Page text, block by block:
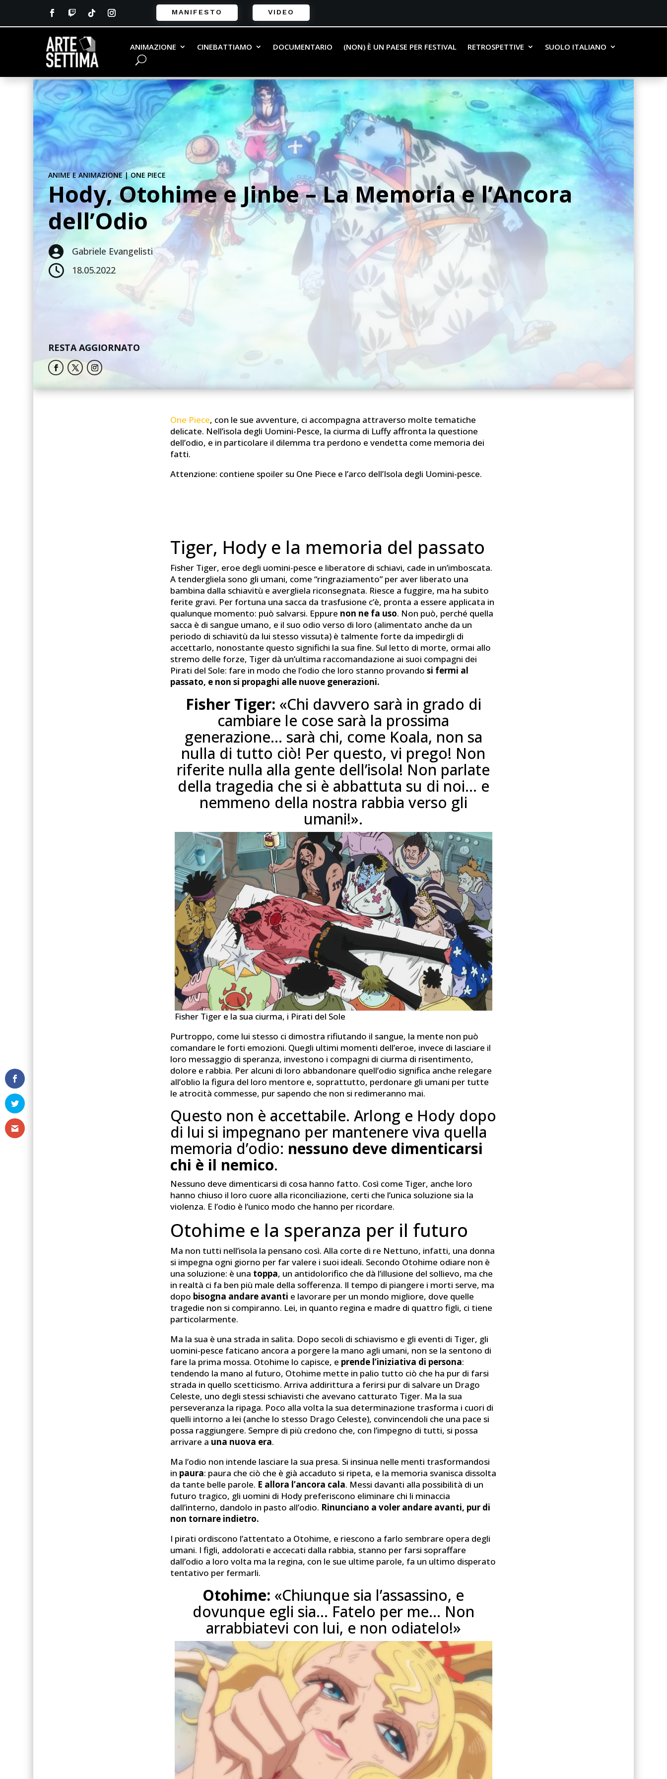
MANIFESTO VIDEO
ANIMAZIONE CINEBATTIAMO DOCUMENTARIO (NON) È UN PAESE PER FESTIVAL RETROSPETTIVE SUOLO ITALIANO
ANIME E ANIMAZIONE|ONE PIECE
Hody, Otohime e Jinbe – La Memoria e l’Ancora
dell’Odio
 Gabriele Evangelisti
 18.05.2022
RESTA AGGIORNATO
One Piece, con le sue avventure, ci accompagna attraverso molte tematiche
delicate. Nell’isola degli Uomini-Pesce, la ciurma di Luffy affronta la questione
dell’odio, e in particolare il dilemma tra perdono e vendetta come memoria dei
fatti.
Attenzione: contiene spoiler su One Piece e l’arco dell’Isola degli Uomini-pesce.
Tiger, Hody e la memoria del passato
Fisher Tiger, eroe degli uomini-pesce e liberatore di schiavi, cade in un’imboscata.
A tendergliela sono gli umani, come “ringraziamento” per aver liberato una
bambina dalla schiavitù e avergliela riconsegnata. Riesce a fuggire, ma ha subito
ferite gravi. Per fortuna una sacca da trasfusione c’è, pronta a essere applicata in
qualunque momento: può salvarsi. Eppure non ne fa uso. Non può, perché quella
sacca è di sangue umano, e il suo odio verso di loro (alimentato anche da un
periodo di schiavitù da lui stesso vissuta) è talmente forte da impedirgli di
accettarlo, nonostante questo significhi la sua fine. Sul letto di morte, ormai allo
stremo delle forze, Tiger dà un’ultima raccomandazione ai suoi compagni dei
Pirati del Sole: fare in modo che l’odio che loro stanno provandosi fermi al
passato, e non si propaghi alle nuove generazioni.
Fisher Tiger: «Chi davvero sarà in grado di
cambiare le cose sarà la prossima
generazione… sarà chi, come Koala, non sa
nulla di tutto ciò! Per questo, vi prego! Non
riferite nulla alla gente dell’isola! Non parlate
della tragedia che si è abbattuta su di noi… e
nemmeno della nostra rabbia verso gli
umani!».
Fisher Tiger e la sua ciurma, i Pirati del Sole
Purtroppo, come lui stesso ci dimostra rifiutando il sangue, la mente non può
comandare le forti emozioni. Quegli ultimi momenti dell’eroe, invece di lasciare il
loro messaggio di speranza, investono i compagni di ciurma di risentimento,
dolore e rabbia. Per alcuni di loro abbandonare quell’odio significa anche relegare
all’oblio la figura del loro mentore e, soprattutto, perdonare gli umani per tutte
le atrocità commesse, pur sapendo che non si redimeranno mai.
Questo non è accettabile. Arlong e Hody dopo
di lui si impegnano per mantenere viva quella
memoria d’odio: nessuno deve dimenticarsi
chi è il nemico.
Nessuno deve dimenticarsi di cosa hanno fatto. Così come Tiger, anche loro
hanno chiuso il loro cuore alla riconciliazione, certi che l’unica soluzione sia la
violenza. E l’odio è l’unico modo che hanno per ricordare.
Otohime e la speranza per il futuro
Ma non tutti nell’isola la pensano così. Alla corte di re Nettuno, infatti, una donna
si impegna ogni giorno per far valere i suoi ideali. Secondo Otohime odiare non è
una soluzione: è una toppa, un antidolorifico che dà l’illusione del sollievo, ma che
in realtà ci fa ben più male della sofferenza. Il tempo di piangere i morti serve, ma
dopo bisogna andare avanti e lavorare per un mondo migliore, dove quelle
tragedie non si compiranno. Lei, in quanto regina e madre di quattro figli, ci tiene
particolarmente.
Ma la sua è una strada in salita. Dopo secoli di schiavismo e gli eventi di Tiger, gli
uomini-pesce faticano ancora a porgere la mano agli umani, non se la sentono di
fare la prima mossa. Otohime lo capisce, e prende l’iniziativa di persona:
tendendo la mano al futuro, Otohime mette in palio tutto ciò che ha pur di farsi
strada in quello scetticismo. Arriva addirittura a ferirsi pur di salvare un Drago
Celeste, uno degli stessi schiavisti che avevano catturato Tiger. Ma la sua
perseveranza la ripaga. Poco alla volta la sua determinazione trasforma i cuori di
quelli intorno a lei (anche lo stesso Drago Celeste), convincendoli che una pace si
possa raggiungere. Sempre di più credono che, con l’impegno di tutti, si possa
arrivare a una nuova era.
Ma l’odio non intende lasciare la sua presa. Si insinua nelle menti trasformandosi
in paura: paura che ciò che è già accaduto si ripeta, e la memoria svanisca dissolta
da tante belle parole. E allora l’ancora cala. Messi davanti alla possibilità di un
futuro tragico, gli uomini di Hody preferiscono eliminare chi li minaccia
dall’interno, dandolo in pasto all’odio. Rinunciano a voler andare avanti, pur di
non tornare indietro.
I pirati ordiscono l’attentato a Otohime, e riescono a farlo sembrare opera degli
umani. I figli, addolorati e accecati dalla rabbia, stanno per farsi sopraffare
dall’odio a loro volta ma la regina, con le sue ultime parole, fa un ultimo disperato
tentativo per fermarli.
Otohime: «Chiunque sia l’assassino, e
dovunque egli sia… Fatelo per me… Non
arrabbiatevi con lui, e non odiatelo!»